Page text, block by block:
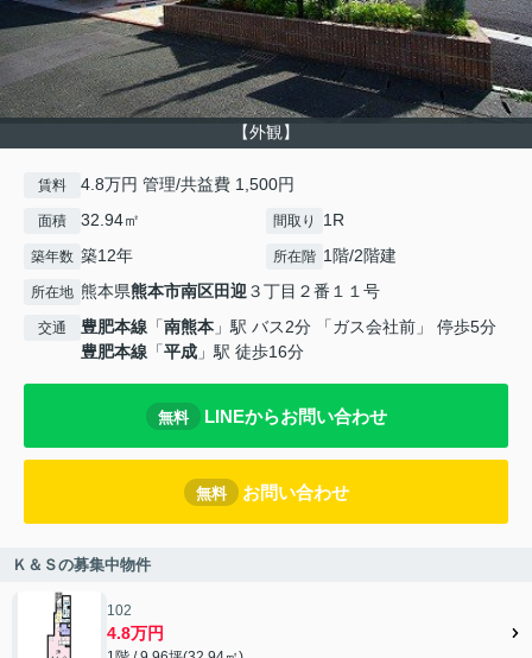
【外観】
賃料 4.8万円 管理/共益費 1,500円
面積 32.94㎡ 間取り 1R
築年数 築12年 所在階 1階/2階建
所在地 熊本県熊本市南区田迎３丁目２番１１号
交通 豊肥本線 「南熊本 」駅 バス2分 「ガス会社前」 停歩5分
豊肥本線 「平成 」駅 徒歩16分
無料 LINEからお問い合わせ
無料 お問い合わせ
Ｋ＆Ｓの募集中物件
102
4.8万円